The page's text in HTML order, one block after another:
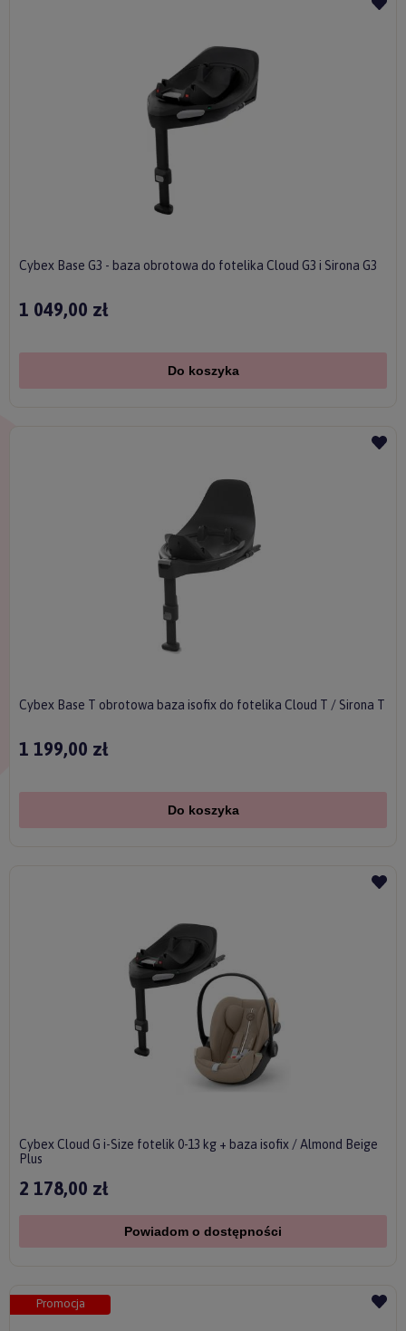
Cybex Base G3 - baza obrotowa do fotelika Cloud G3 i Sirona G3
1 049,00 zł
Do koszyka
Cybex Base T obrotowa baza isofix do fotelika Cloud T / Sirona T
1 199,00 zł
Do koszyka
Cybex Cloud G i-Size fotelik 0-13 kg + baza isofix / Almond Beige
Plus
2 178,00 zł
Powiadom o dostępności
Promocja